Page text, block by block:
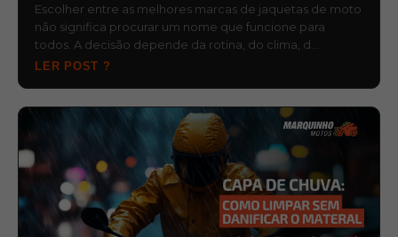
Escolher entre as melhores marcas de jaquetas de moto
não significa procurar um nome que funcione para
todos. A decisão depende da rotina, do clima, d…
LER POST ?